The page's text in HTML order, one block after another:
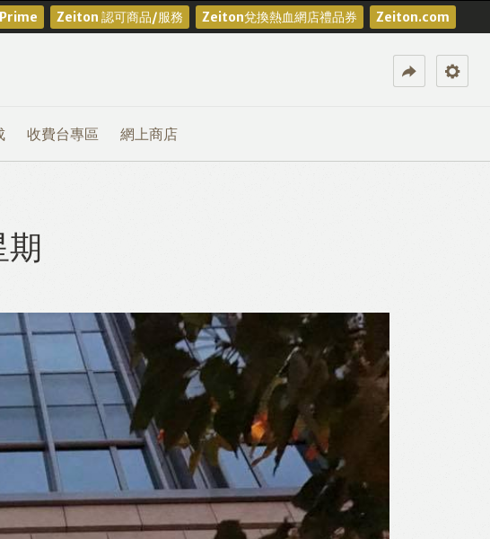
Zeiton 認可商品/服務 Zeiton兌換熱血網店禮品券 Zeiton.com
收費台專區 網上商店